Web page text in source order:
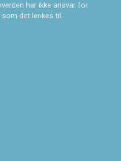
har ikke ansvar for
det lenkes til.